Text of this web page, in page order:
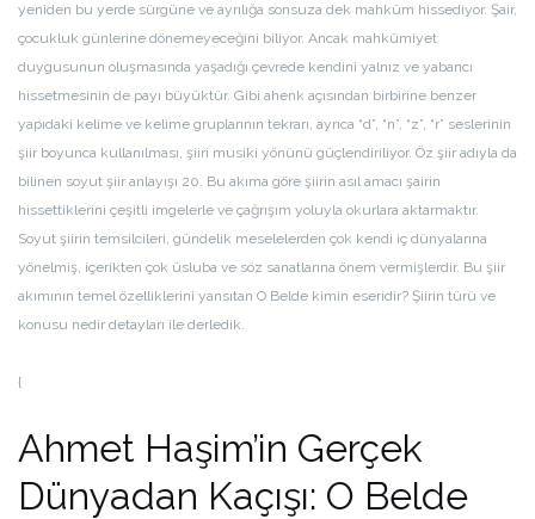
yeniden bu yerde sürgüne ve ayrılığa sonsuza dek mahkûm hissediyor. Şair,
çocukluk günlerine dönemeyeceğini biliyor. Ancak mahkûmiyet
duygusunun oluşmasında yaşadığı çevrede kendini yalnız ve yabancı
hissetmesinin de payı büyüktür. Gibi ahenk açısından birbirine benzer
yapıdaki kelime ve kelime gruplarının tekrarı, ayrıca “d”, “n”, “z”, “r” seslerinin
şiir boyunca kullanılması, şiiri musiki yönünü güçlendiriliyor. Öz şiir adıyla da
bilinen soyut şiir anlayışı 20. Bu akıma göre şiirin asıl amacı şairin
hissettiklerini çeşitli imgelerle ve çağrışım yoluyla okurlara aktarmaktır.
Soyut şiirin temsilcileri, gündelik meselelerden çok kendi iç dünyalarına
yönelmiş, içerikten çok üsluba ve söz sanatlarına önem vermişlerdir. Bu şiir
akımının temel özelliklerini yansıtan O Belde kimin eseridir? Şiirin türü ve
konusu nedir detayları ile derledik.
{
Ahmet Haşim’in Gerçek
Dünyadan Kaçışı: O Belde